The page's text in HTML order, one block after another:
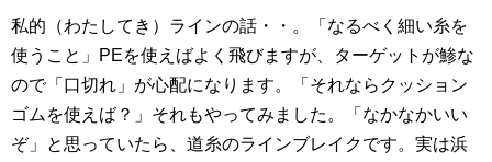
私的（わたしてき）ラインの話・・。「なるべく細い糸を
使うこと」PEを使えばよく飛びますが、ターゲットが鯵な
ので「口切れ」が心配になります。「それならクッション
ゴムを使えば？」それもやってみました。「なかなかいい
ぞ」と思っていたら、道糸のラインブレイクです。実は浜